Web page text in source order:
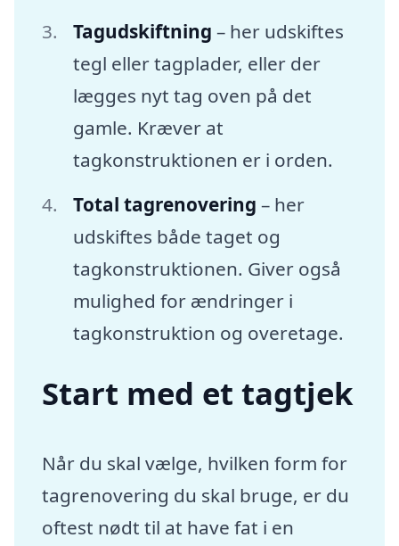
Tagudskiftning – her udskiftes
tegl eller tagplader, eller der
lægges nyt tag oven på det
gamle. Kræver at
tagkonstruktionen er i orden.
Total tagrenovering – her
udskiftes både taget og
tagkonstruktionen. Giver også
mulighed for ændringer i
tagkonstruktion og overetage.
Start med et tagtjek
Når du skal vælge, hvilken form for
tagrenovering du skal bruge, er du
oftest nødt til at have fat i en